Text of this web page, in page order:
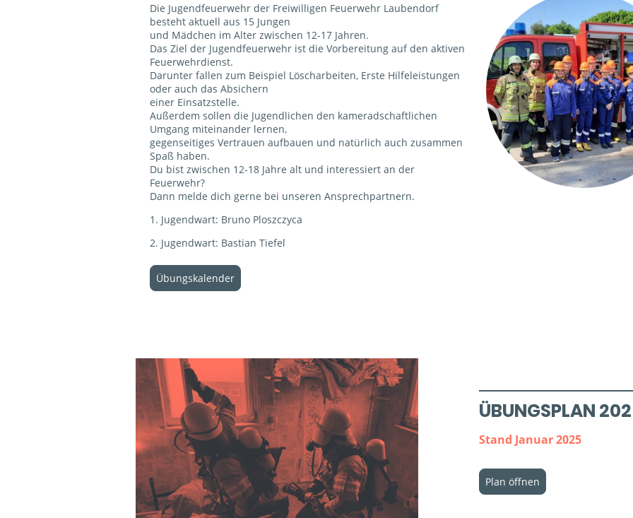
Die Jugendfeuerwehr der Freiwilligen Feuerwehr Laubendorf
besteht aktuell aus 15 Jungen
und Mädchen im Alter zwischen 12-17 Jahren.
Das Ziel der Jugendfeuerwehr ist die Vorbereitung auf den aktiven
Feuerwehrdienst.
Darunter fallen zum Beispiel Löscharbeiten, Erste Hilfeleistungen
oder auch das Absichern
einer Einsatzstelle.
Außerdem sollen die Jugendlichen den kameradschaftlichen
Umgang miteinander lernen,
gegenseitiges Vertrauen aufbauen und natürlich auch zusammen
Spaß haben.
Du bist zwischen 12-18 Jahre alt und interessiert an der
Feuerwehr?
Dann melde dich gerne bei unseren Ansprechpartnern.
1. Jugendwart: Bruno Ploszczyca
2. Jugendwart: Bastian Tiefel
Übungskalender
ÜBUNGSPLAN
Stand Januar 2025
Plan öffnen